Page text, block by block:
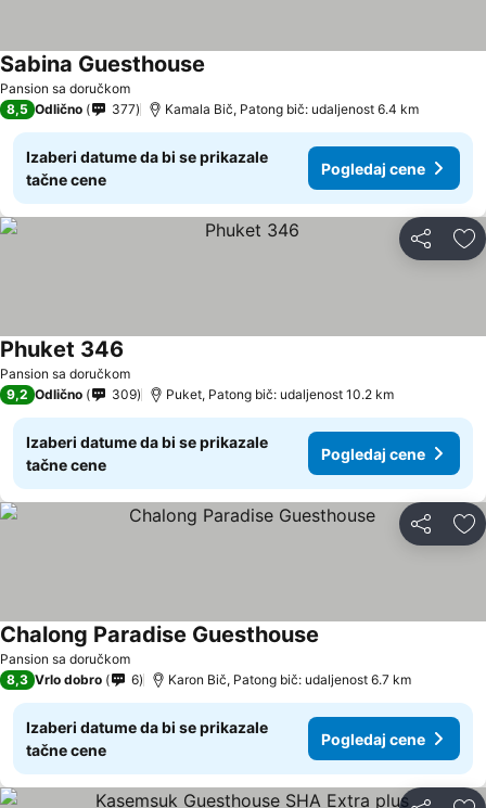
Pansion sa doručkom
Sabina Guesthouse
8,5 Odlično 377 Kamala Bič, Patong bič: udaljenost 6.4 km
Izaberi datume da bi se prikazale
tačne cene
Pogledaj cene
Deli
Pansion sa doručkom
Phuket 346
9,2 Odlično 309 Puket, Patong bič: udaljenost 10.2 km
Izaberi datume da bi se prikazale
tačne cene
Pogledaj cene
Deli
Pansion sa doručkom
Chalong Paradise Guesthouse
8,3 Vrlo dobro 6 Karon Bič, Patong bič: udaljenost 6.7 km
Izaberi datume da bi se prikazale
tačne cene
Pogledaj cene